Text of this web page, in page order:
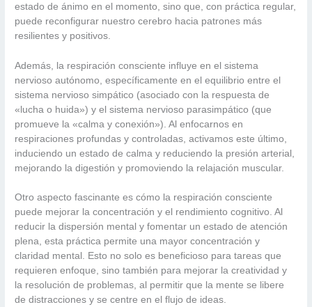
estado de ánimo en el momento, sino que, con práctica regular,
puede reconfigurar nuestro cerebro hacia patrones más
resilientes y positivos.
Además, la respiración consciente influye en el sistema
nervioso autónomo, específicamente en el equilibrio entre el
sistema nervioso simpático (asociado con la respuesta de
«lucha o huida») y el sistema nervioso parasimpático (que
promueve la «calma y conexión»). Al enfocarnos en
respiraciones profundas y controladas, activamos este último,
induciendo un estado de calma y reduciendo la presión arterial,
mejorando la digestión y promoviendo la relajación muscular.
Otro aspecto fascinante es cómo la respiración consciente
puede mejorar la concentración y el rendimiento cognitivo. Al
reducir la dispersión mental y fomentar un estado de atención
plena, esta práctica permite una mayor concentración y
claridad mental. Esto no solo es beneficioso para tareas que
requieren enfoque, sino también para mejorar la creatividad y
la resolución de problemas, al permitir que la mente se libere
de distracciones y se centre en el flujo de ideas.